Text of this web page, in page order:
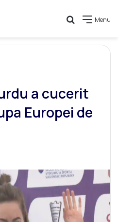
Menu
Caută
a cucerit
Europei de